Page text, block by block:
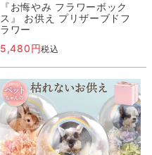
『お悔やみ フラワーボック
ス』 お供え プリザーブドフ
ラワー
5,480
税込